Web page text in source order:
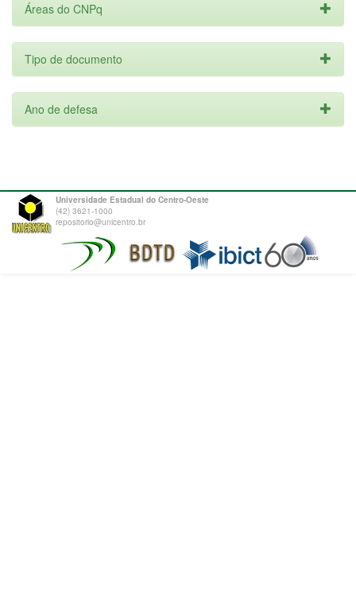
Áreas do CNPq
Tipo de documento
Ano de defesa
Universidade Estadual do Centro-Oeste
(42) 3621-1000
repositorio@unicentro.br